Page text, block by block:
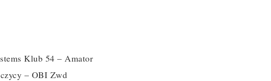
Klub 54 – Amator
– OBI Zwd